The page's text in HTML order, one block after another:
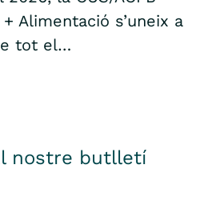
Alimentació s’uneix a
tot el…
nostre butlletí